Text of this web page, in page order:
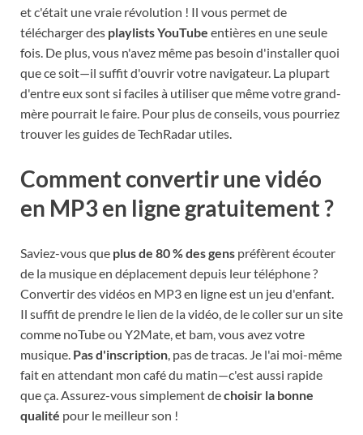
et c'était une vraie révolution ! Il vous permet de
télécharger des playlists YouTube entières en une seule
fois. De plus, vous n'avez même pas besoin d'installer quoi
que ce soit—il suffit d'ouvrir votre navigateur. La plupart
d'entre eux sont si faciles à utiliser que même votre grand-
mère pourrait le faire. Pour plus de conseils, vous pourriez
trouver les guides de TechRadar utiles.
Comment convertir une vidéo
en MP3 en ligne gratuitement ?
Saviez-vous que plus de 80 % des gens préfèrent écouter
de la musique en déplacement depuis leur téléphone ?
Convertir des vidéos en MP3 en ligne est un jeu d'enfant.
Il suffit de prendre le lien de la vidéo, de le coller sur un site
comme noTube ou Y2Mate, et bam, vous avez votre
musique. Pas d'inscription, pas de tracas. Je l'ai moi-même
fait en attendant mon café du matin—c'est aussi rapide
que ça. Assurez-vous simplement dechoisir la bonne
qualité pour le meilleur son !